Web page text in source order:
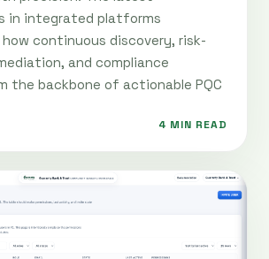
in integrated platforms
continuous discovery, risk-
and compliance
the backbone of actionable PQC
4 MIN READ